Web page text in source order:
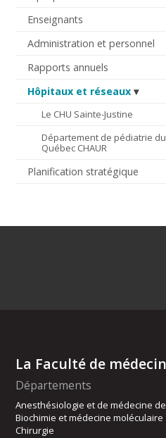
Enseignants
Administration et personnel
Rapports annuels
Hôpitaux et réseaux
Le CHU Sainte-Justine
Département de pédiatrie
Québec CHAUR
Planification stratégique
La Faculté de
Départements
Anesthésiologie et de médecine
Biochimie et médecine moléculaire
Chirurgie